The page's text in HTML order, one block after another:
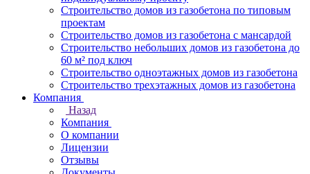
Строительство домов из газобетона по типовым
проектам
Строительство домов из газобетона с мансардой
Строительство небольших домов из газобетона до
60 м² под ключ
Строительство одноэтажных домов из газобетона
Строительство трехэтажных домов из газобетона
Компания
Назад
Компания
О компании
Лицензии
Отзывы